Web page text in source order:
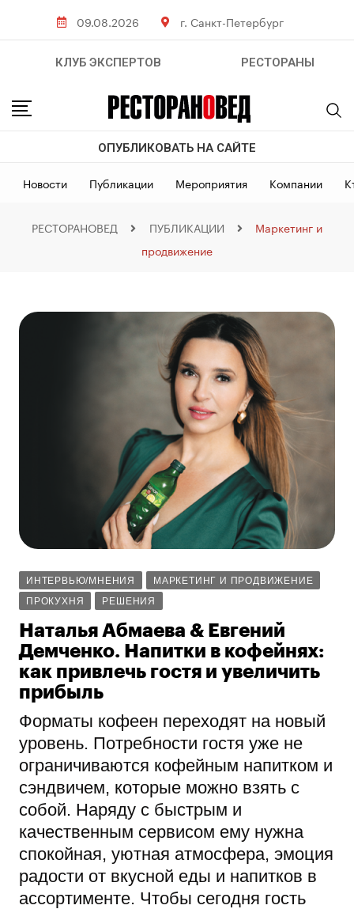
09.08.2026 г. Санкт-Петербург
КЛУБ ЭКСПЕРТОВ РЕСТОРАНЫ
ОПУБЛИКОВАТЬ НА САЙТЕ
Новости Публикации Мероприятия Компании
РЕСТОРАНОВЕД ПУБЛИКАЦИИ
Маркетинг и
продвижение
ИНТЕРВЬЮ/МНЕНИЯ
МАРКЕТИНГ И ПРОДВИЖЕНИЕ
ПРОКУХНЯ
РЕШЕНИЯ
Наталья Абмаева & Евгений
Демченко. Напитки в кофейнях:
как привлечь гостя и увеличить
прибыль
Форматы кофеен переходят на новый
уровень. Потребности гостя уже не
ограничиваются кофейным напитком и
сэндвичем, которые можно взять с
собой. Наряду с быстрым и
качественным сервисом ему нужна
спокойная, уютная атмосфера, эмоция
радости от вкусной еды и напитков в
ассортименте. Чтобы сегодня гость